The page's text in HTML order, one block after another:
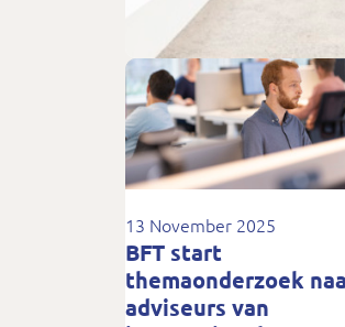
13 November 2025
BFT start
themaonderzoek
adviseurs van